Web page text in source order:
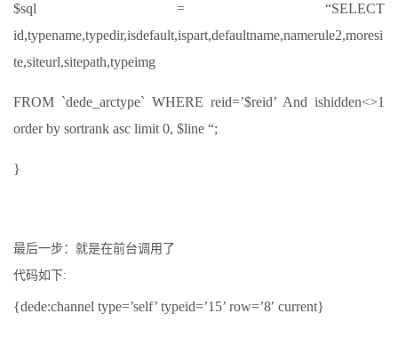
$sql = “SELECT
id,typename,typedir,isdefault,ispart,defaultname,namerule2,moresi
te,siteurl,sitepath,typeimg
FROM `dede_arctype` WHERE reid=’$reid’ And ishidden<>1
order by sortrank asc limit 0, $line “;
}
最后一步：就是在前台调用了
代码如下:
{dede:channel type=’self’ typeid=’15’ row=’8′ current}